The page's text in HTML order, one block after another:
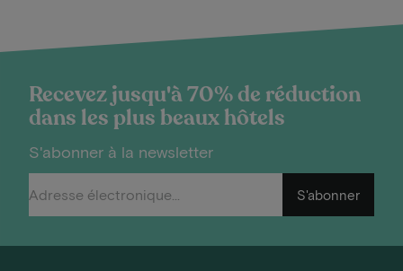
Recevez jusqu'à 70% de réduction
dans les plus beaux hôtels
S'abonner à la newsletter
S'abonner